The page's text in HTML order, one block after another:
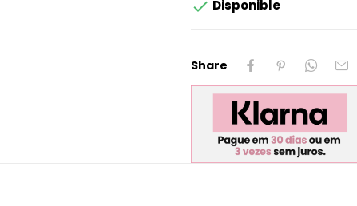
 Disponible
Share